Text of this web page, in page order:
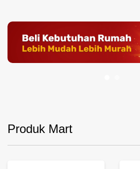
Produk Mart